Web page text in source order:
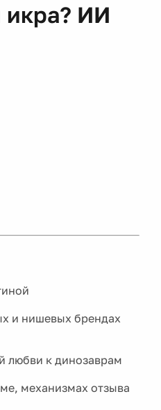
икра? ИИ
и нишевых брендах
любви к динозаврам
механизмах отзыва